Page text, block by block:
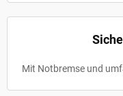
Mit Notbremse und